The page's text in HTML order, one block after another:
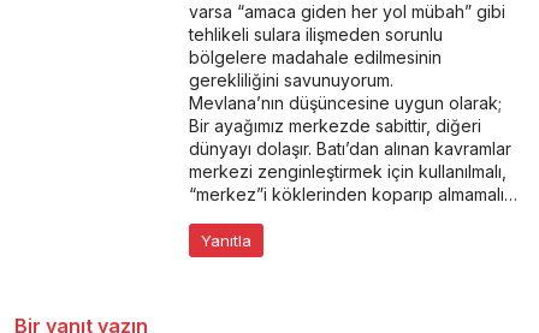
varsa “amaca giden her yol mübah” gibi
tehlikeli sulara ilişmeden sorunlu
bölgelere madahale edilmesinin
gerekliliğini savunuyorum.
Mevlana’nın düşüncesine uygun olarak;
Bir ayağımız merkezde sabittir, diğeri
dünyayı dolaşır. Batı’dan alınan kavramlar
merkezi zenginleştirmek için kullanılmalı,
“merkez”i köklerinden koparıp almamalı…
Yanıtla
Bir yanıt yazın